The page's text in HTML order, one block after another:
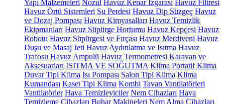
Yapı Malzemeleri Nozul Havuz Kenar Izgarası Havuz Filtresi
Havuz Örtü Sistemleri Su Perdesi Havuz Dip Süzgeç Havuz
ve Dozaj Pompası Havuz Kimyasalları Havuz Temizlik
Ekipmanları Havuz Süpürge Hortumu Havuz Kepçesi Havuz
Robotu Havuz Süpürgesi ve Fırçası Havuz Merdiveni Havuz
Duşu ve Masaj Jeti Havuz Aydınlatma ve Isıtma Havuz
Trafosu Havuz Ampulü Havuz Termometresi Karavan ve
Aksesuarları ISITMA VE SOĞUTMA Klima Portatif Klima
Duvar Tipi Klima Isı Pompası Salon Tipi Klima Klima
Kumandası Kaset Tipi Klima Kombi Tavan Vantilatörleri
Vantilatörler Hava Temizleyiciler Nem Cihazları Hava
Temizleme Cihazları Buhar Makineleri Nem Alma Cihazları